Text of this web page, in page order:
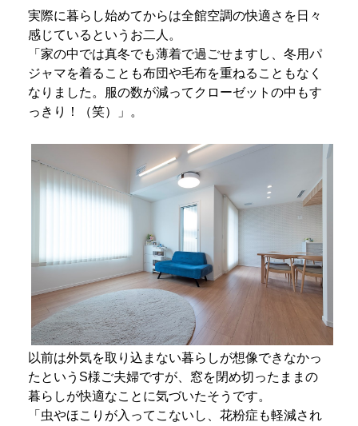
実際に暮らし始めてからは全館空調の快適さを日々
感じているというお二人。
「家の中では真冬でも薄着で過ごせますし、冬用パ
ジャマを着ることも布団や毛布を重ねることもなく
なりました。服の数が減ってクローゼットの中もす
っきり！（笑）」。
以前は外気を取り込まない暮らしが想像できなかっ
たというS様ご夫婦ですが、窓を閉め切ったままの
暮らしが快適なことに気づいたそうです。
「虫やほこりが入ってこないし、花粉症も軽減され